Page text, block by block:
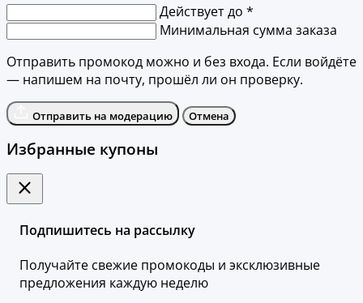
Действует до *
Минимальная сумма заказа
Отправить промокод можно и без входа. Если войдёте
— напишем на почту, прошёл ли он проверку.
Отправить на модерацию Отмена
Избранные купоны
Подпишитесь на рассылку
Получайте свежие промокоды и эксклюзивные
предложения каждую неделю